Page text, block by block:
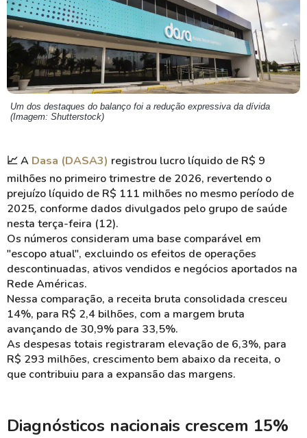
Um dos destaques do balanço foi a redução expressiva da dívida
(Imagem: Shutterstock)
📈A Dasa (DASA3) registrou lucro líquido de R$ 9
milhões no primeiro trimestre de 2026, revertendo o
prejuízo líquido de R$ 111 milhões no mesmo período de
2025, conforme dados divulgados pelo grupo de saúde
nesta terça-feira (12).
Os números consideram uma base comparável em
"escopo atual", excluindo os efeitos de operações
descontinuadas, ativos vendidos e negócios aportados na
Rede Américas.
Nessa comparação, a receita bruta consolidada cresceu
14%, para R$ 2,4 bilhões, com a margem bruta
avançando de 30,9% para 33,5%.
As despesas totais registraram elevação de 6,3%, para
R$ 293 milhões, crescimento bem abaixo da receita, o
que contribuiu para a expansão das margens.
Diagnósticos nacionais crescem 15%